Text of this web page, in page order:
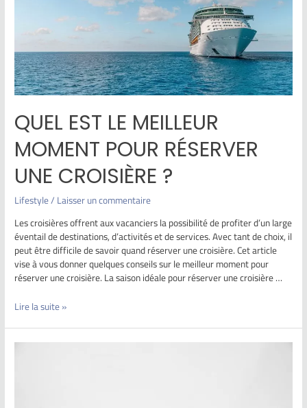
QUEL EST LE MEILLEUR
MOMENT POUR RÉSERVER
UNE CROISIÈRE ?
Lifestyle/Laisser un commentaire
Les croisières offrent aux vacanciers la possibilité de profiter d’un large
éventail de destinations, d’activités et de services. Avec tant de choix, il
peut être difficile de savoir quand réserver une croisière. Cet article
vise à vous donner quelques conseils sur le meilleur moment pour
réserver une croisière. La saison idéale pour réserver une croisière …
Lire la suite »